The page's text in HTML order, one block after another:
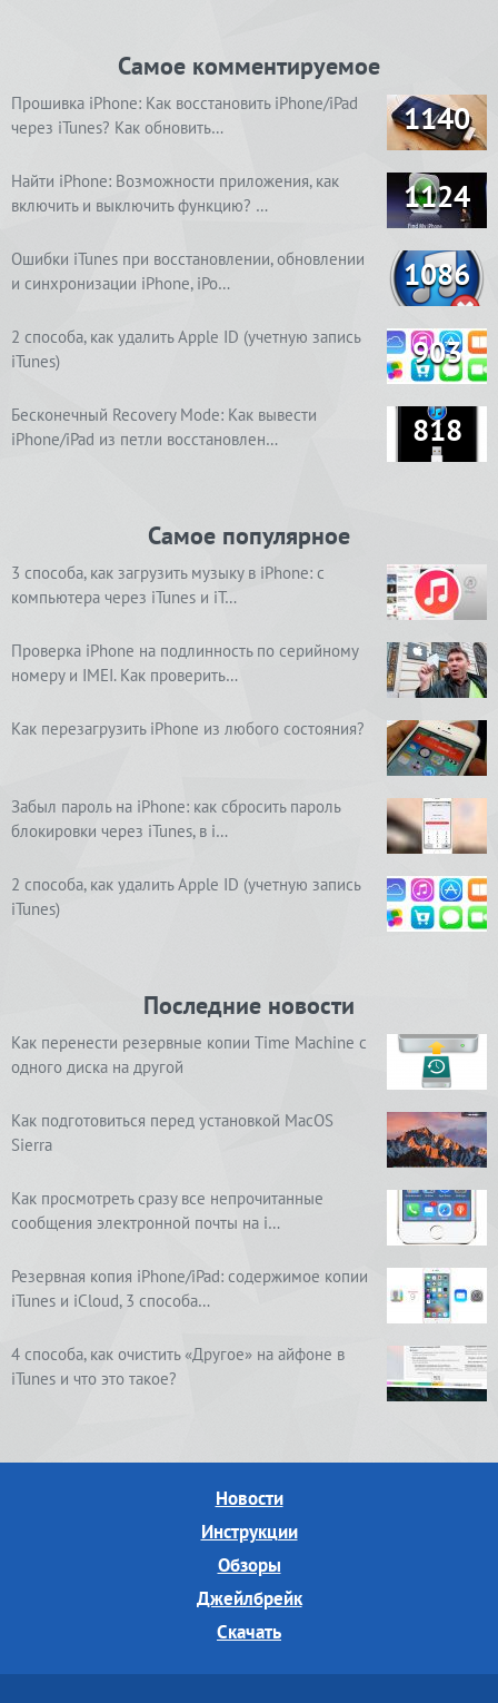
Самое комментируемое
Прошивка iPhone: Как восстановить iPhone/iPad
через iTunes? Как обновить…
1140
Найти iPhone: Возможности приложения, как
включить и выключить функцию? …
1124
Ошибки iTunes при восстановлении, обновлении
и синхронизации iPhone, iPo…
1086
2 способа, как удалить Apple ID (учетную запись
iTunes)
903
Бесконечный Recovery Mode: Как вывести
iPhone/iPad из петли восстановлен…
818
Самое популярное
3 способа, как загрузить музыку в iPhone: с
компьютера через iTunes и iT…
Проверка iPhone на подлинность по серийному
номеру и IMEI. Как проверить…
Как перезагрузить iPhone из любого состояния?
Забыл пароль на iPhone: как сбросить пароль
блокировки через iTunes, в i…
2 способа, как удалить Apple ID (учетную запись
iTunes)
Последние новости
Как перенести резервные копии Time Machine с
одного диска на другой
Как подготовиться перед установкой MacOS
Sierra
Как просмотреть сразу все непрочитанные
сообщения электронной почты на i…
Резервная копия iPhone/iPad: содержимое копии
iTunes и iCloud, 3 способа…
4 способа, как очистить «Другое» на айфоне в
iTunes и что это такое?
Новости
Инструкции
Обзоры
Джейлбрейк
Скачать